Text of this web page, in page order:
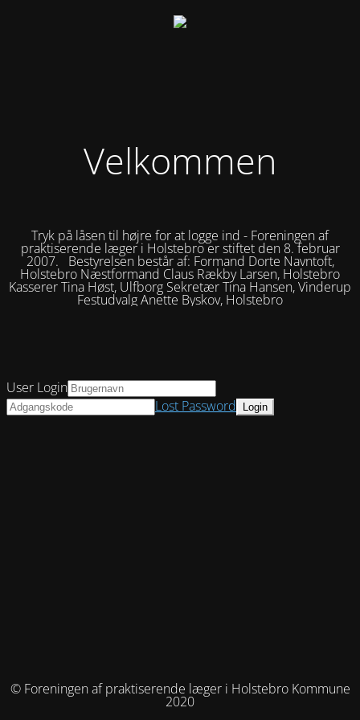
Velkommen
Tryk på låsen til højre for at logge ind - Foreningen af
praktiserende læger i Holstebro er stiftet den 8. februar
2007. Bestyrelsen består af: Formand Dorte Navntoft,
Holstebro Næstformand Claus Rækby Larsen, Holstebro
Kasserer Tina Høst, Ulfborg Sekretær Tina Hansen, Vinderup
Festudvalg Anette Byskov, Holstebro
© Foreningen af praktiserende læger i Holstebro Kommune
2020
User Login
Lost Password